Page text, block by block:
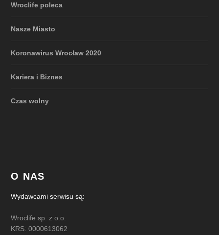
Wroclife poleca
Nasze Miasto
Koronawirus Wrocław 2020
Kariera i Biznes
Czas wolny
O NAS
Wydawcami serwisu są:
Wroclife sp. z o.o.
KRS: 0000613062